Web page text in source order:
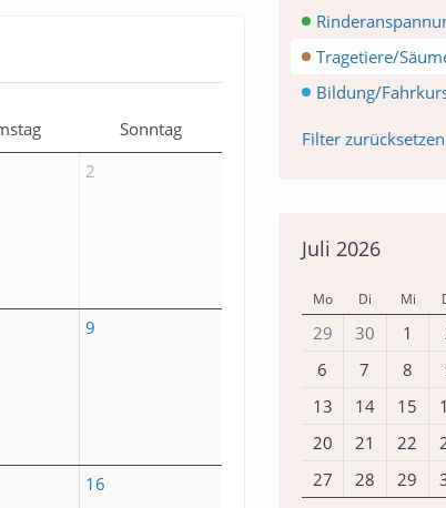
Sonntag
2
9
16
Tragetiere/
Bildung/
Filter zurücksetzen
Juli 2026
Mo Di Mi
29 30 1
6
7 8
13
14 15
20
21 22
27
28 29